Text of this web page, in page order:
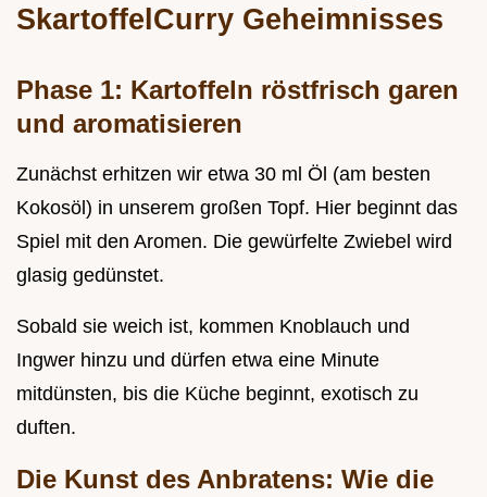
SkartoffelCurry Geheimnisses
Phase 1: Kartoffeln röstfrisch garen
und aromatisieren
Zunächst erhitzen wir etwa 30 ml Öl (am besten
Kokosöl) in unserem großen Topf. Hier beginnt das
Spiel mit den Aromen. Die gewürfelte Zwiebel wird
glasig gedünstet.
Sobald sie weich ist, kommen Knoblauch und
Ingwer hinzu und dürfen etwa eine Minute
mitdünsten, bis die Küche beginnt, exotisch zu
duften.
Die Kunst des Anbratens: Wie die